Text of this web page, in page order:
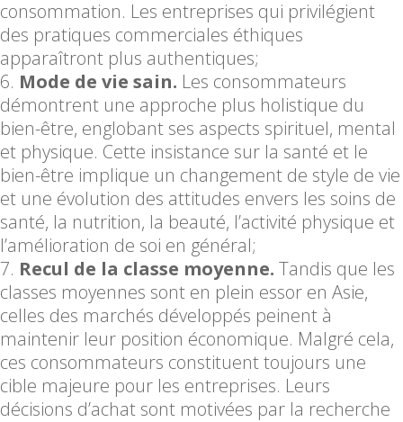
consommation. Les entreprises qui privilégient
des pratiques commerciales éthiques
apparaîtront plus authentiques;
Mode de vie sain. Les consommateurs
démontrent une approche plus holistique du
bien-être, englobant ses aspects spirituel, mental
et physique. Cette insistance sur la santé et le
bien-être implique un changement de style de vie
et une évolution des attitudes envers les soins de
santé, la nutrition, la beauté, l’activité physique et
l’amélioration de soi en général;
Recul de la classe moyenne. Tandis que les
classes moyennes sont en plein essor en Asie,
celles des marchés développés peinent à
maintenir leur position économique. Malgré cela,
ces consommateurs constituent toujours une
cible majeure pour les entreprises. Leurs
décisions d’achat sont motivées par la recherche